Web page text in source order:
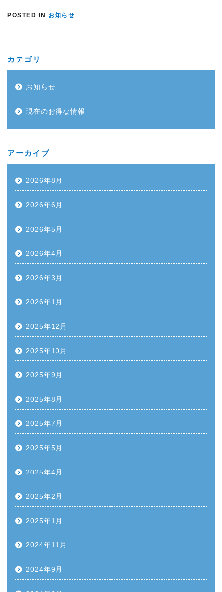
POSTED IN お知らせ
カテゴリ
お知らせ
現在のお得な情報
アーカイブ
2026年8月
2026年6月
2026年5月
2026年4月
2026年3月
2026年1月
2025年12月
2025年10月
2025年9月
2025年8月
2025年7月
2025年5月
2025年4月
2025年2月
2025年1月
2024年11月
2024年9月